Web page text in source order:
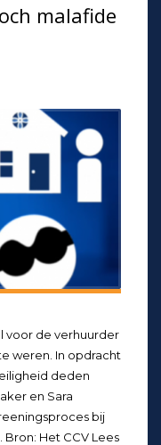
malafide
voor de verhuurder
weren. In opdracht
deden
en Sara
bij
Het CCV Lees